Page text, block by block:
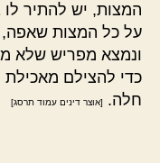
המצות, יש להתיר
על כל המצות שאפה,
ונמצא מפריש שלא
כדי להצילם
חלה.
[אוצר דינים עמוד תרסג]